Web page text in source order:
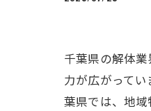
千葉県の解体
力が広がって
葉県では、地